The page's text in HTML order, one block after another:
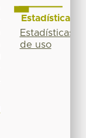
Estadísticas
Estadísticas
de uso